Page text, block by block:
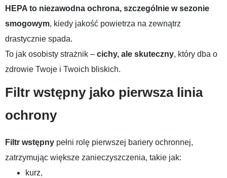
HEPA to niezawodna ochrona, szczególnie w sezonie
smogowym, kiedy jakość powietrza na zewnątrz
drastycznie spada.
To jak osobisty strażnik – cichy, ale skuteczny, który dba o
zdrowie Twoje i Twoich bliskich.
Filtr wstępny jako pierwsza linia
ochrony
Filtr wstępny pełni rolę pierwszej bariery ochronnej,
zatrzymując większe zanieczyszczenia, takie jak:
kurz,